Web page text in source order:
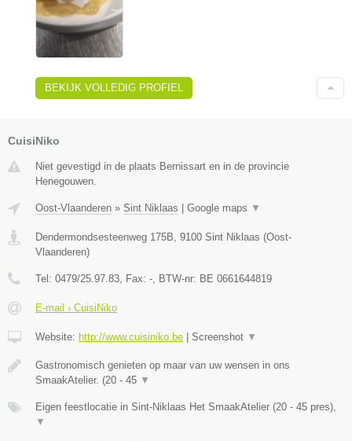
BEKIJK VOLLEDIG PROFIEL
CuisiNiko
Niet gevestigd in de plaats Bernissart en in de provincie
Henegouwen.
Oost-Vlaanderen » Sint Niklaas | Google maps ▼
Dendermondsesteenweg 175B 9100 Sint Niklaas (Oost-
Vlaanderen)
Tel: 0479/25.97.83 , Fax: - , BTW-nr: BE 0661644819
E-mail › CuisiNiko
Website: http://www.cuisiniko.be | Screenshot ▼
Gastronomisch genieten op maar van uw wensen in ons
SmaakAtelier. (20 - 45 ▼
Eigen feestlocatie in Sint-Niklaas Het SmaakAtelier (20 - 45 pres),
▼